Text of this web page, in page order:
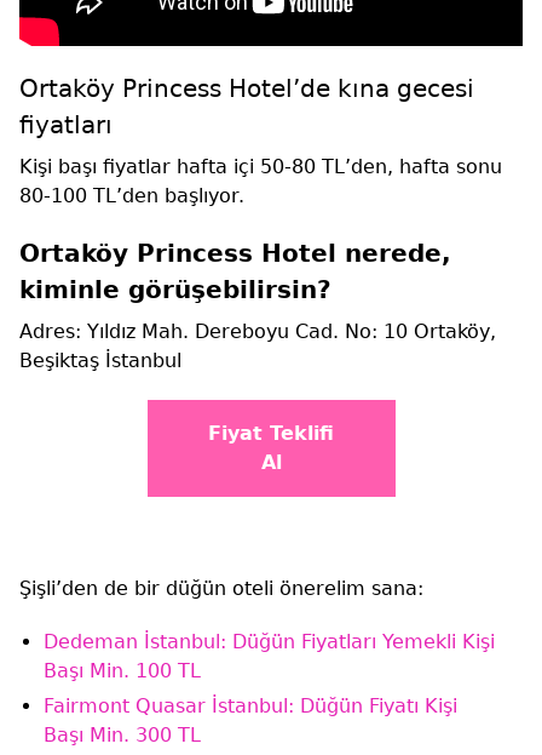
Ortaköy Princess Hotel’de kına gecesi
fiyatları
Kişi başı fiyatlar hafta içi 50-80 TL’den, hafta sonu
80-100 TL’den başlıyor.
Ortaköy Princess Hotel nerede,
kiminle görüşebilirsin?
Adres: Yıldız Mah. Dereboyu Cad. No: 10 Ortaköy,
Beşiktaş İstanbul
Fiyat Teklifi
Al
Şişli’den de bir düğün oteli önerelim sana:
Dedeman İstanbul: Düğün Fiyatları Yemekli Kişi
Başı Min. 100 TL
Fairmont Quasar İstanbul: Düğün Fiyatı Kişi
Başı Min. 300 TL